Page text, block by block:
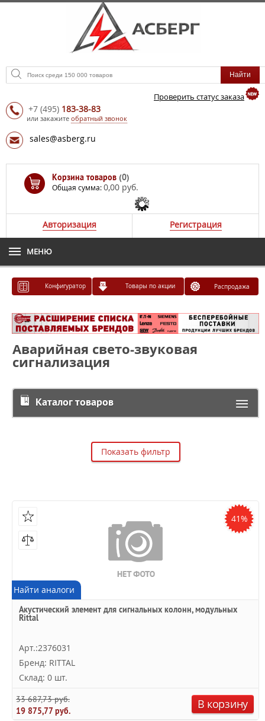
Проверить статус заказа
+7 (495) 183-38-83
или закажите обратный звонок
sales@asberg.ru
Корзина товаров (0)
Общая сумма:0,00 руб.
Авторизация Регистрация
МЕНЮ
Конфигуратор Товары по акции Распродажа
Аварийная свето-звуковая
сигнализация
Каталог товаров
Показать фильтр
41%
Найти аналоги
Акустический элемент для сигнальных колонн, модульных
Rittal
Арт.:2376031
Бренд: RITTAL
Склад: 0 шт.
33 687,73 руб.
19 875,77 руб.
В корзину